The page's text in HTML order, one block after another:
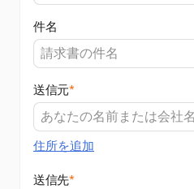
件名
送信元*
住所を追加
送信先*